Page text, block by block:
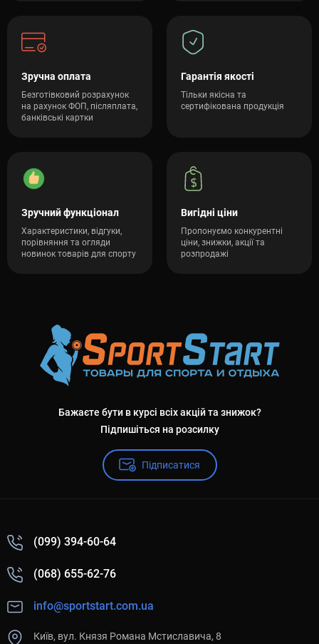
Зручна оплата
Безготівковий розрахунок
на рахунок ФОП, післяплата,
банківські картки
Гарантія якості
Тільки якісна та
сертифікована продукція
Зручний функціонал
Характеристики, відгуки,
порівняння та огляди
новинок товарів для спорту
Вигідні ціни
Пропонуємо конкурентні
ціни, знижки, акції та
розпродажі
Бажаєте бути в курсі всіх акцій та знижок?
Підпишіться на розсилку
Підписатися
(099) 394-60-64
(068) 655-62-76
info@sportstart.com.ua
Київ, вул. Князя Романа Мстиславича, 8